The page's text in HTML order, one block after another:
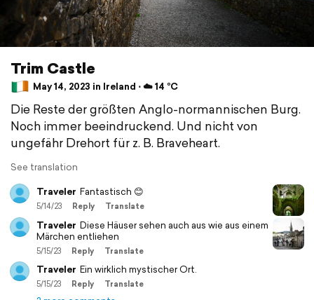
Trim Castle
May 14, 2023 in Ireland ⋅ ☁️ 14 °C
Die Reste der größten Anglo-normannischen Burg.
Noch immer beeindruckend. Und nicht von
ungefähr Drehort für z. B. Braveheart.
See translation
Traveler Fantastisch 😊
5/14/23 Reply Translate
Traveler Diese Häuser sehen auch aus wie aus einem
Märchen entliehen
5/15/23 Reply Translate
Traveler Ein wirklich mystischer Ort.
5/15/23 Reply Translate